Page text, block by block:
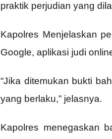
praktik perjudian yang
Kapolres Menjelaskan
Google, aplikasi judi
“Jika ditemukan bukti
yang berlaku,” jelasnya.
Kapolres menegaskan